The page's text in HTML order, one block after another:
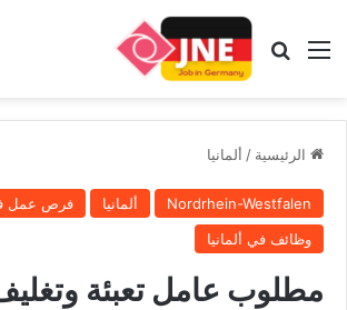
القائمة بحث عن
الرئيسية / ألمانيا
Nordrhein-Westfalen ألمانيا
فرص عمل
وظائف في ألمانيا
مطلوب عامل تعبئة